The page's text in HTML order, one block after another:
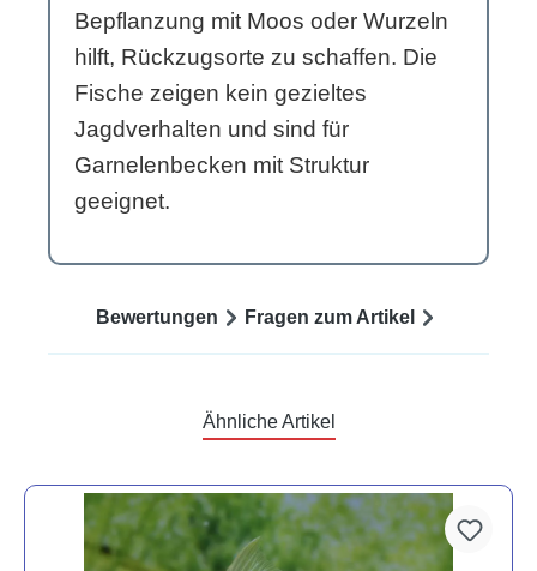
Bepflanzung mit Moos oder Wurzeln
hilft, Rückzugsorte zu schaffen. Die
Fische zeigen kein gezieltes
Jagdverhalten und sind für
Garnelenbecken mit Struktur
geeignet.
Bewertungen Fragen zum Artikel
Ähnliche Artikel